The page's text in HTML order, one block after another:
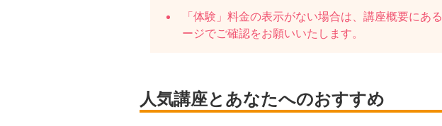
「体験」料金の表示がない場合は、講座概要にある
ージでご確認をお願いいたします。